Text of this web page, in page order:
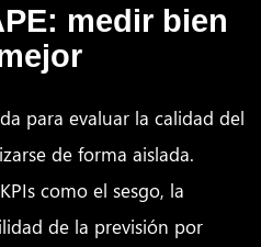
medir bien
para evaluar la calidad del
de forma aislada.
como el sesgo, la
de la previsión por